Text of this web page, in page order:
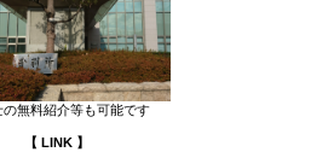
の無料紹介等も可能です
【 LINK 】